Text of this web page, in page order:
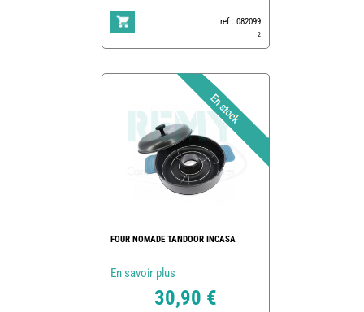
ref : 082099
2
FOUR NOMADE TANDOOR INCASA
En savoir plus
30,90 €